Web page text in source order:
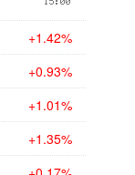
+1.42%
+0.93%
+1.01%
+1.35%